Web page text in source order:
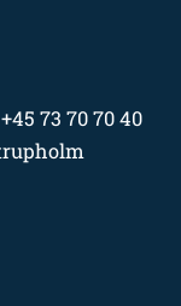
+45 73 70 70 40